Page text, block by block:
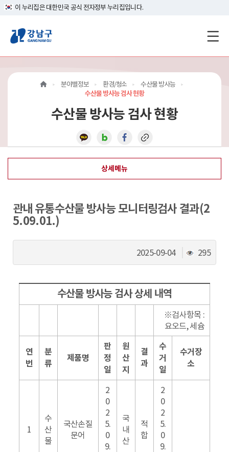
이 누리집은 대한민국 공식 전자정부 누리집입니다.
강
남
구
지
메
인
이
동
분야별정보 환경/청소
수산물 방사능
수산물 방사능 검사 현황
수산물 방사능 검사 현황
상세메뉴
관내 유통수산물 방사능 모니터링검사 결과(2
5.09.01.)
2025-09-04
조
회
295
수산물 방사능 검사 상세 내역
※검사항목 :
요오드, 세슘
연
번
분
류
제품명
판
정
일
원
산
지
결
과
수
거
일
수거장
소
1
수
산
물
국산손질
문어
2
0
2
5.
0
9.
국
내
산
적
합
2
0
2
5.
0
9.